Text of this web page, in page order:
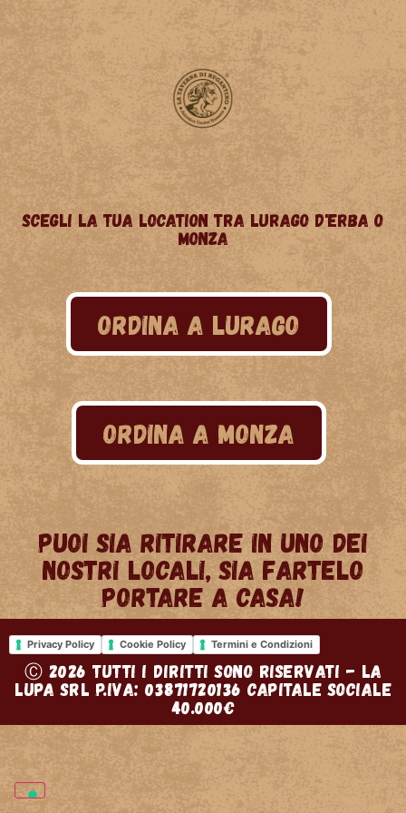
SCEGLI LA TUA LOCATION TRA LURAGO D'ERBA O
MONZA
ORDINA A LURAGO
ORDINA A MONZA
PUOI SIA RITIRARE IN UNO DEI
NOSTRI LOCALI, SIA FARTELO
PORTARE A CASA!
Privacy Policy Cookie Policy Termini e Condizioni
Ⓒ 2026 TUTTI I DIRITTI SONO RISERVATI - LA
LUPA SRL P.IVA: 03871720136 CAPITALE SOCIALE
40.000€